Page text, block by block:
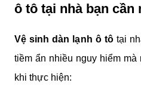
ô tô tại nhà bạn cần
Vệ sinh dàn lạnh ô tô tại
tiềm ẩn nhiều nguy hiểm
khi thực hiện: